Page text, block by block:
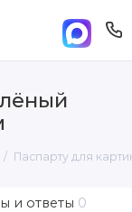
Паспарту для
и ответы 0